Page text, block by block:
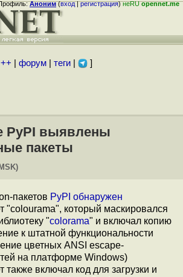
Аноним(вход|регистрация)неRUopennet.me
форум| теги| ]
PyPI выявлены
пакеты
пакетов PyPI обнаружен
"colourama", который маскировался
"colorama" и включал копию
к штатной функциональности
цветных ANSI escape-
на платформе Windows)
также включал код для загрузки и